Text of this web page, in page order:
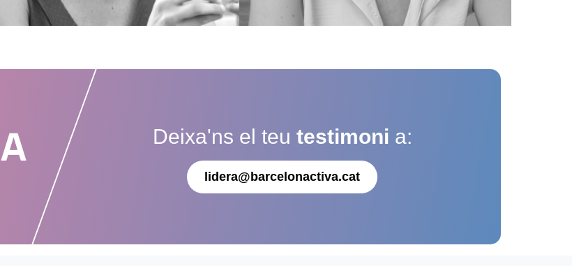
Deixa'ns el teu testimoni a:
lidera@barcelonactiva.cat